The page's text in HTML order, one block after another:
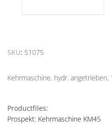
SKU S1075
Kehrmaschine, hydr.
Productfiles:
Prospekt: Kehrmaschine KM45